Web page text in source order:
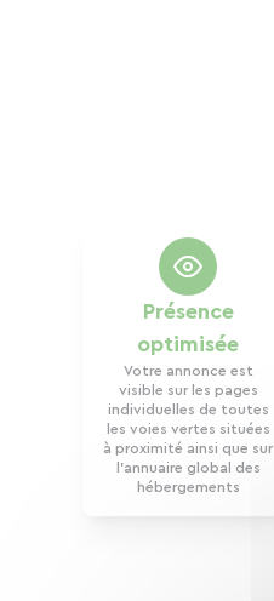
Présence
optimisée
Votre annonce est
visible sur les pages
individuelles de toutes
les voies vertes situées
à proximité ainsi que sur
l’annuaire global des
hébergements